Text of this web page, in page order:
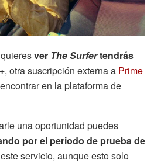
ver The Surfertendrás
, otra suscripción externa a Prime
en la plataforma de
una oportunidad puedes
por el periodo de prueba de
servicio, aunque esto solo